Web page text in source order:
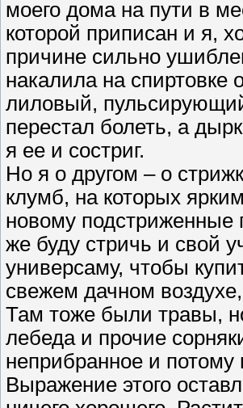
моего дома на пути в
которой приписан и я,
причине сильно
накалила на спиртовке
лиловый,
перестал болеть, а
я ее и состриг.
Но я о другом – о
клумб, на которых
новому подстриженные
же буду стричь и свой
универсаму, чтобы
свежем дачном
Там тоже были травы,
лебеда и прочие
неприбранное и
Выражение этого